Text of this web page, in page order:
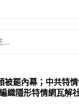
國爛尾樓融資增至4兆令
軍援案
#住建部发布会
被罷內幕；中共特
織隱形特情網瓦解